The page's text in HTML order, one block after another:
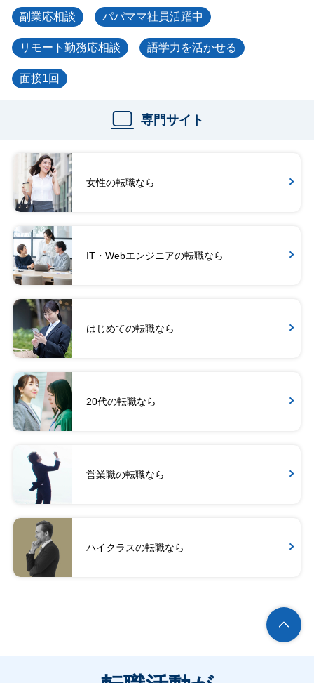
副業応相談 パパママ社員活躍中
リモート勤務応相談 語学力を活かせる
面接1回
専門サイト
女性の転職なら
IT・Webエンジニアの転職なら
はじめての転職なら
20代の転職なら
営業職の転職なら
ハイクラスの転職なら